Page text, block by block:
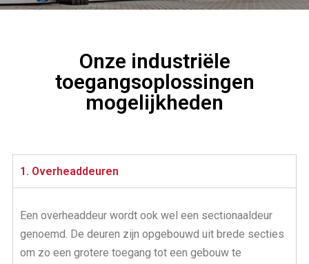
Onze industriële
toegangsoplossingen
mogelijkheden
1. Overheaddeuren
Een overheaddeur wordt ook wel een sectionaaldeur
genoemd. De deuren zijn opgebouwd uit brede secties
om zo een grotere toegang tot een gebouw te